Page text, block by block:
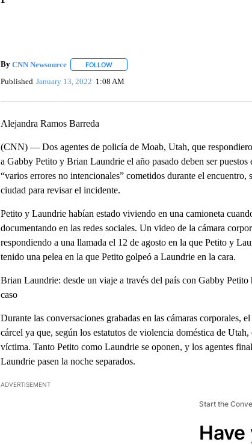
By CNN Newsource FOLLOWFOLLOW "" TO RECEIVE NOTIFICATIONS
Published January 13, 2022 1:08 AM
Alejandra Ramos Barreda
(CNN) — Dos agentes de policía de Moab, Utah, que
a Gabby Petito y Brian Laundrie el año pasado deben ser
“varios errores no intencionales” cometidos durante el
ciudad para revisar el incidente.
Petito y Laundrie habían estado viviendo en una camioneta
documentando en las redes sociales. Un video de la cámara
respondiendo a una llamada el 12 de agosto en la que Petito y
tenido una pelea en la que Petito golpeó a Laundrie en la cara.
Brian Laundrie: desde un viaje a través del país con Gabby
caso
Durante las conversaciones grabadas en las cámaras corporales,
cárcel ya que, según los estatutos de violencia doméstica de
víctima. Tanto Petito como Laundrie se oponen, y los agentes
Laundrie pasen la noche separados.
ADVERTISEMENT
Start the
Have